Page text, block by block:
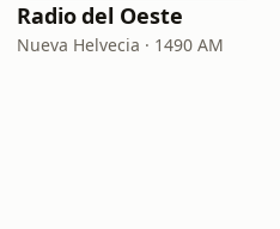
Radio del Oeste
Nueva Helvecia · 1490 AM